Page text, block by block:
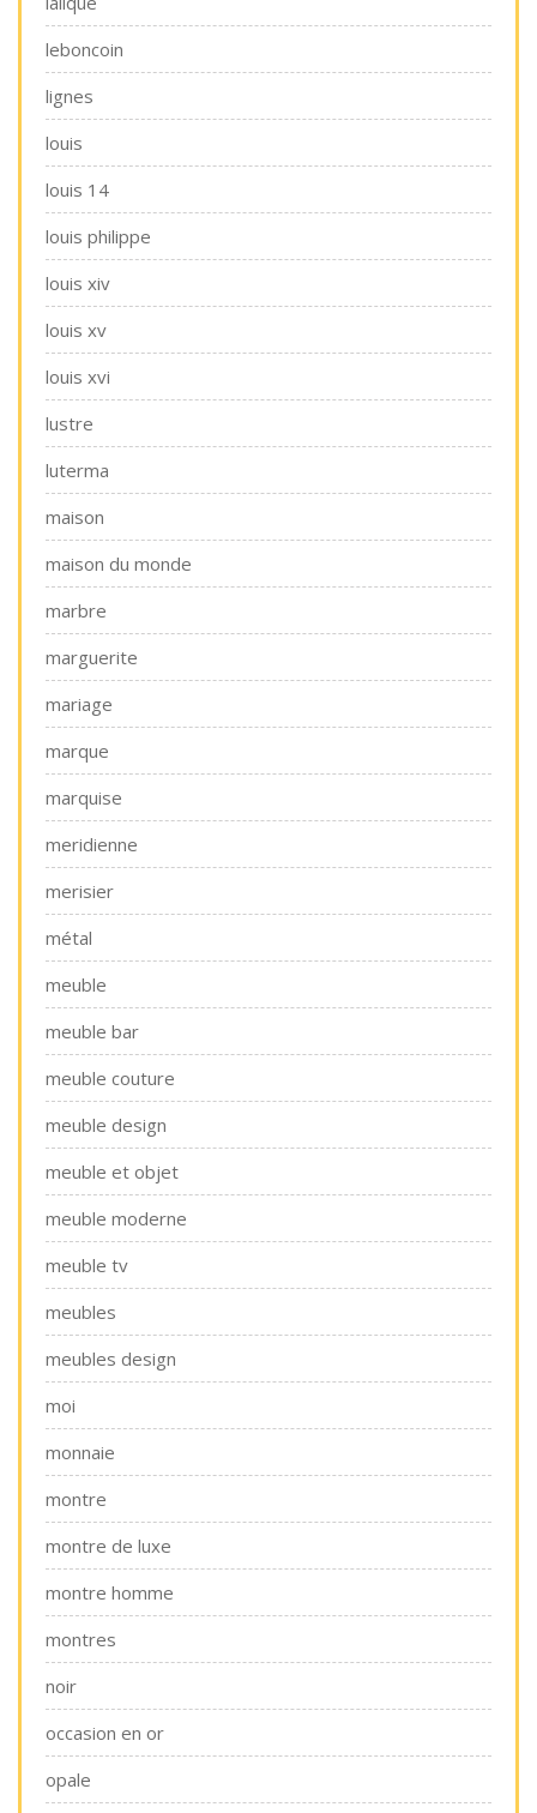
leboncoin
lignes
louis
louis 14
louis philippe
louis xiv
louis xv
louis xvi
lustre
luterma
maison
maison du monde
marbre
marguerite
mariage
marque
marquise
meridienne
merisier
métal
meuble
meuble bar
meuble couture
meuble design
meuble et objet
meuble moderne
meuble tv
meubles
meubles design
moi
monnaie
montre
montre de luxe
montre homme
montres
noir
occasion en or
opale